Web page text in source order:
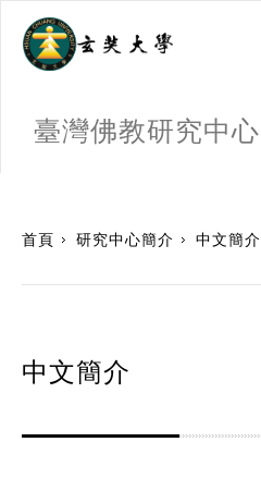
臺灣佛教研究中心
首頁 研究中心簡介 中文簡介
中文簡介